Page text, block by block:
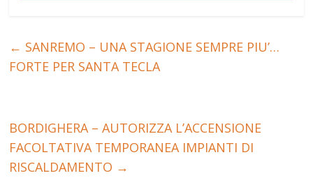
← SANREMO – UNA STAGIONE SEMPRE PIU’…
FORTE PER SANTA TECLA
BORDIGHERA – AUTORIZZA L’ACCENSIONE
FACOLTATIVA TEMPORANEA IMPIANTI DI
RISCALDAMENTO →